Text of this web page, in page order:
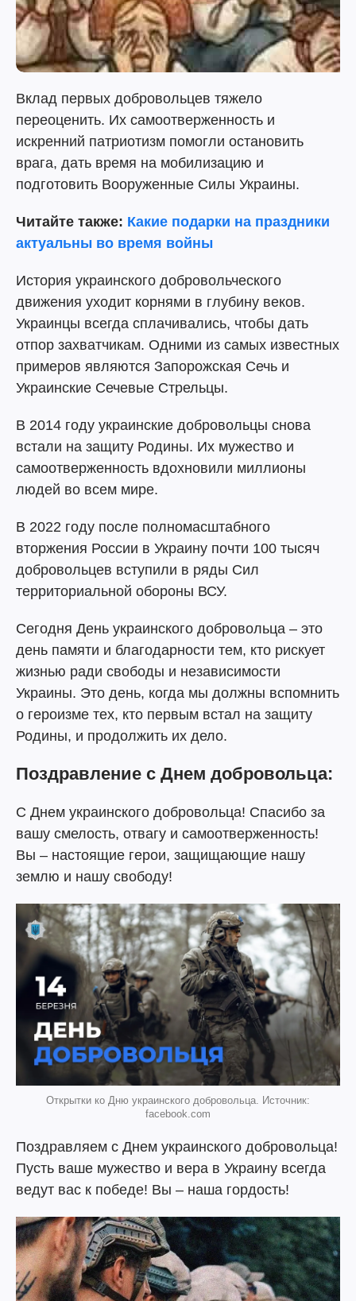
Вклад первых добровольцев тяжело
переоценить. Их самоотверженность и
искренний патриотизм помогли остановить
врага, дать время на мобилизацию и
подготовить Вооруженные Силы Украины.
Читайте также: Какие подарки на праздники
актуальны во время войны
История украинского добровольческого
движения уходит корнями в глубину веков.
Украинцы всегда сплачивались, чтобы дать
отпор захватчикам. Одними из самых известных
примеров являются Запорожская Сечь и
Украинские Сечевые Стрельцы.
В 2014 году украинские добровольцы снова
встали на защиту Родины. Их мужество и
самоотверженность вдохновили миллионы
людей во всем мире.
В 2022 году после полномасштабного
вторжения России в Украину почти 100 тысяч
добровольцев вступили в ряды Сил
территориальной обороны ВСУ.
Сегодня День украинского добровольца – это
день памяти и благодарности тем, кто рискует
жизнью ради свободы и независимости
Украины. Это день, когда мы должны вспомнить
о героизме тех, кто первым встал на защиту
Родины, и продолжить их дело.
Поздравление с Днем добровольца:
С Днем украинского добровольца! Спасибо за
вашу смелость, отвагу и самоотверженность!
Вы – настоящие герои, защищающие нашу
землю и нашу свободу!
Открытки ко Дню украинского добровольца. Источник:
facebook.com
Поздравляем с Днем украинского добровольца!
Пусть ваше мужество и вера в Украину всегда
ведут вас к победе! Вы – наша гордость!